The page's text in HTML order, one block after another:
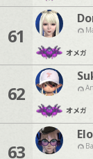
61
オメガ
62
オメガ
63